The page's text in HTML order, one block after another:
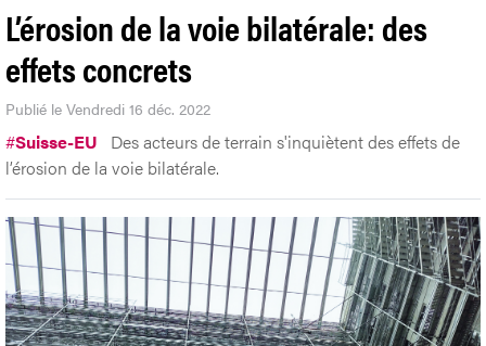
L’érosion de la voie bilatérale: des
effets concrets
Publié le Vendredi 16 déc. 2022
#Suisse-EU
Des acteurs de terrain s'inquiètent des effets de
l’érosion de la voie bilatérale.